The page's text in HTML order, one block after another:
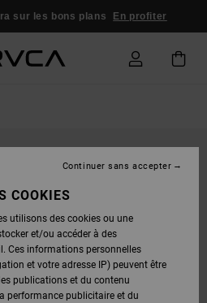
sur les bons plans En profiter
COOKIES
utilisons des cookies ou une
et/ou accéder à des
Ces informations personnelles
et votre adresse IP) peuvent être
publications et du contenu
performance publicitaire et du
Continuer sans accepter